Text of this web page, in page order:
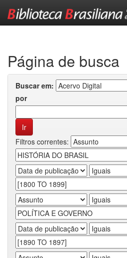
Página de busca
Buscar em:
por
Filtros correntes: